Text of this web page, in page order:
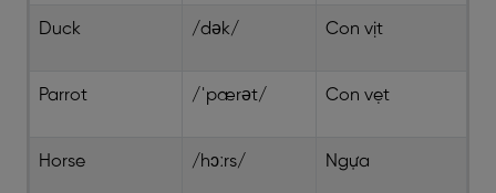
Duck /dək/ Con vịt
Parrot /ˈpærət/ Con vẹt
Horse /hɔːrs/ Ngựa